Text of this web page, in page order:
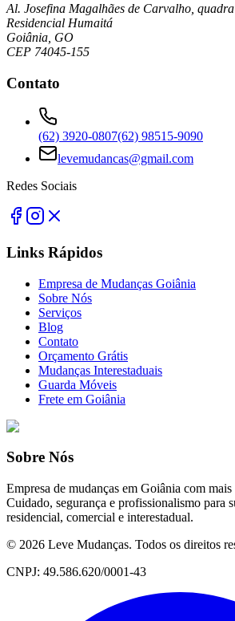
Al. Josefina Magalhães de Carvalho,
Residencial Humaitá
Goiânia, GO
CEP 74045-155
Contato
(62) 3920-0807(62) 98515-9090
levemudancas@gmail.com
Redes Sociais
Links Rápidos
Empresa de Mudanças Goiânia
Sobre Nós
Serviços
Blog
Contato
Orçamento Grátis
Mudanças Interestaduais
Guarda Móveis
Frete em Goiânia
Sobre Nós
Empresa de mudanças em Goiânia com
Cuidado, segurança e profissionalismo para
residencial, comercial e interestadual.
© 2026 Leve Mudanças. Todos os direitos
CNPJ: 49.586.620/0001-43